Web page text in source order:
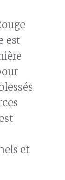
est
et